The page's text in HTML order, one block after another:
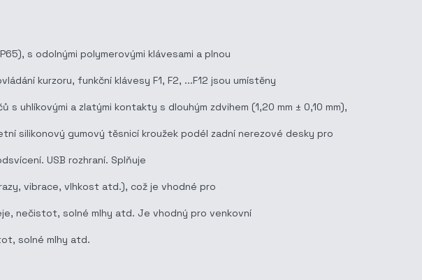
s odolnými polymerovými klávesami a plnou
kurzoru, funkční klávesy F1, F2, ...F12 jsou umístěny
uhlíkovými a zlatými kontakty s dlouhým zdvihem (1,20 mm ± 0,10 mm),
silikonový gumový těsnicí kroužek podél zadní nerezové desky pro
USB rozhraní. Splňuje
vibrace, vlhkost atd.), což je vhodné pro
nečistot, solné mlhy atd. Je vhodný pro venkovní
solné mlhy atd.